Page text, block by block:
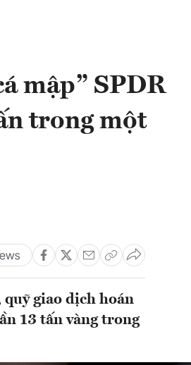
mập” SPDR
trong một
giao dịch hoán
13 tấn vàng trong